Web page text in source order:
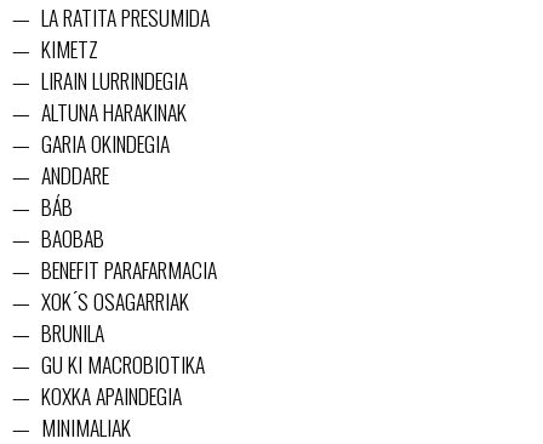
LA RATITA PRESUMIDA
KIMETZ
LIRAIN LURRINDEGIA
ALTUNA HARAKINAK
GARIA OKINDEGIA
ANDDARE
BÁB
BAOBAB
BENEFIT PARAFARMACIA
XOK ́S OSAGARRIAK
BRUNILA
GU KI MACROBIOTIKA
KOXKA APAINDEGIA
MINIMALIAK